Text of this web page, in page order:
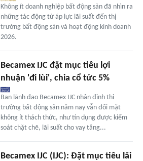
Không ít doanh nghiệp bất động sản đã nhìn ra
những tác động từ áp lực lãi suất đến thị
trường bất động sản và hoạt động kinh doanh
2026.
Becamex IJC đặt mục tiêu lợi
nhuận 'đi lùi', chia cổ tức 5%
Ban lãnh đạo Becamex IJC nhận định thị
trường bất động sản năm nay vẫn đối mặt
không ít thách thức, như tín dụng được kiểm
soát chặt chẽ, lãi suất cho vay tăng...
Becamex IJC (IJC): Đặt mục tiêu lãi